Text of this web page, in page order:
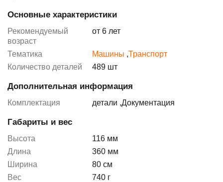
Основные характеристики
Рекомендуемый
возраст
от 6 лет
Тематика Машины ,Транспорт
Количество деталей
489 шт
Дополнительная информация
Комплектация детали ,Документация
Габариты и вес
Высота
116 мм
Длина
360 мм
Ширина
80 см
Вес
740 г